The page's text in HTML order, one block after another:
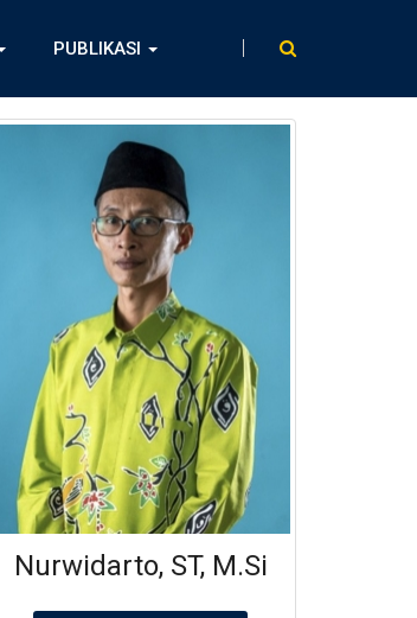
PUBLIKASI
Nurwidarto, ST, M.Si